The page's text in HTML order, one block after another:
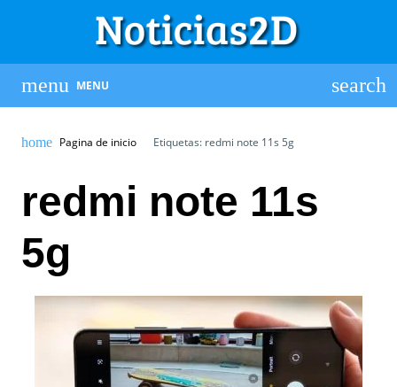
MENU
Pagina de inicio Etiquetas: redmi note 11s 5g
redmi note 11s
5g